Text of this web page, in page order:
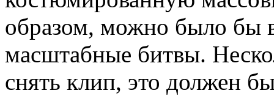
образом, можно было бы
масштабные битвы.
снять клип, это должен